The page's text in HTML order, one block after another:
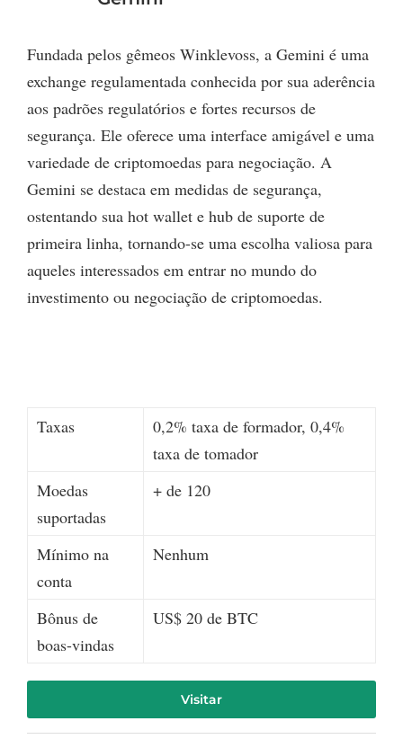
Fundada pelos gêmeos Winklevoss, a Gemini é uma
exchange regulamentada conhecida por sua aderência
aos padrões regulatórios e fortes recursos de
segurança. Ele oferece uma interface amigável e uma
variedade de criptomoedas para negociação. A
Gemini se destaca em medidas de segurança,
ostentando sua hot wallet e hub de suporte de
primeira linha, tornando-se uma escolha valiosa para
aqueles interessados em entrar no mundo do
investimento ou negociação de criptomoedas.
Taxas
0,2% taxa de formador, 0,4%
taxa de tomador
Moedas
suportadas
+ de 120
Mínimo na
conta
Nenhum
Bônus de
boas-vindas
US$ 20 de BTC
Visitar